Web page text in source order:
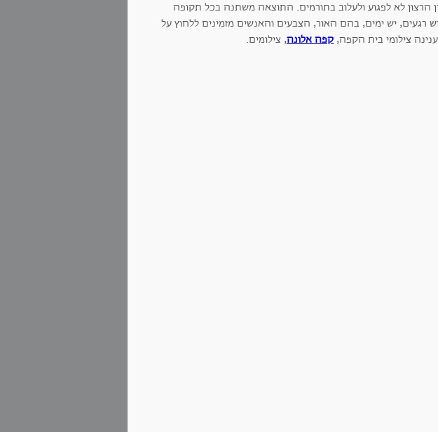
הרצון לא לפגוע ולעלוב בתורמים. התוצאה משתנה בכל תקופה
רגעים, יש ימים, בהם האור, הצבעים והאנשים מזמינים ללחוץ על
צילומי בית הקפה, קפה אלונה, צילומים.